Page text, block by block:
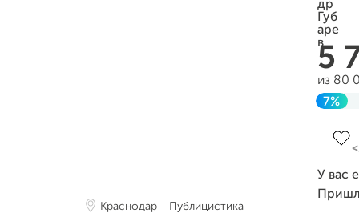
Краснодар Публицистика
5
из 80
7%
У вас